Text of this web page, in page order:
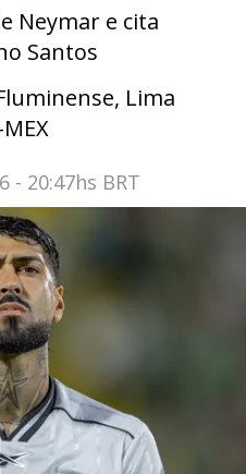
Neymar e cita
Santos
Lima
- 20:47hs BRT